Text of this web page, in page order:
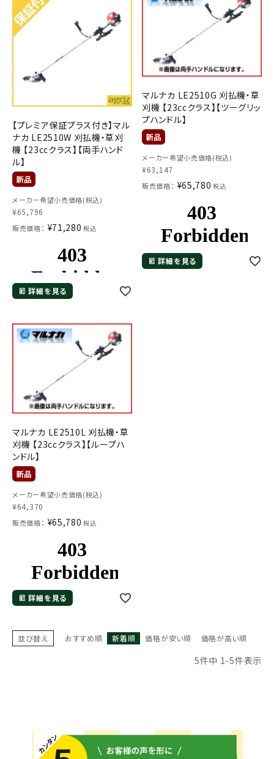
メールでのお問い合わせ
FAXでのご注文
24時間受付
【プレミア保証プラス付き】マル
ナカ LE2510W 刈払機・草刈
機 【23ccクラス】【両手ハンド
ル】
メーカー希望小売価格(税込)
¥65,796
販売価格： ¥71,280 税込
詳細を見る
マルナカ LE2510G 刈払機・草
刈機 【23ccクラス】【ツーグリッ
プハンドル】
メーカー希望小売価格(税込)
¥63,147
販売価格： ¥65,780 税込
詳細を見る
マルナカ LE2510L 刈払機・草
刈機 【23ccクラス】【ループハ
ンドル】
メーカー希望小売価格(税込)
¥64,370
販売価格： ¥65,780 税込
詳細を見る
並び替え おすすめ順 新着順 価格が安い順 価格が高い順
5件中 1-5件表示